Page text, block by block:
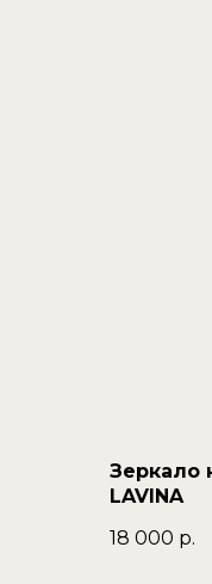
Зеркало
LAVINA
18 000 р.